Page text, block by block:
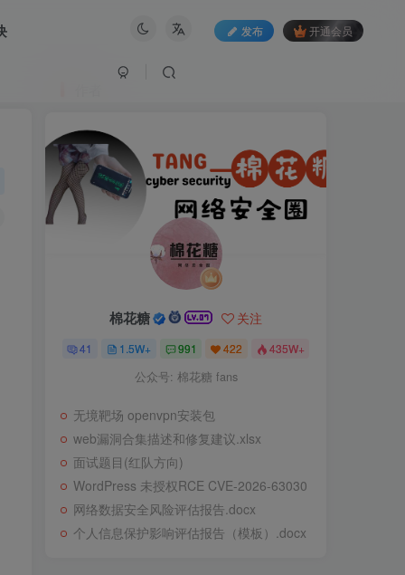
发布 开通会员
棉花糖 关注
41 1.5W+ 991 422 435W+
公众号: 棉花糖 fans
无境靶场 openvpn安装包
web漏洞合集描述和修复建议.xlsx
面试题目(红队方向)
WordPress 未授权RCE CVE-2026-63030
网络数据安全风险评估报告.docx
个人信息保护影响评估报告（模板）.docx